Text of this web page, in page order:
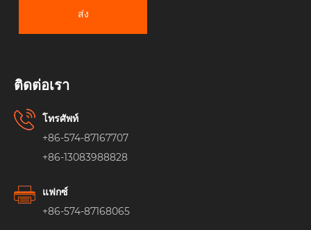
ส่ง
ติดต่อเรา
โทรศัพท์
+86-574-87167707
+86-13083988828
แฟกซ์
+86-574-87168065